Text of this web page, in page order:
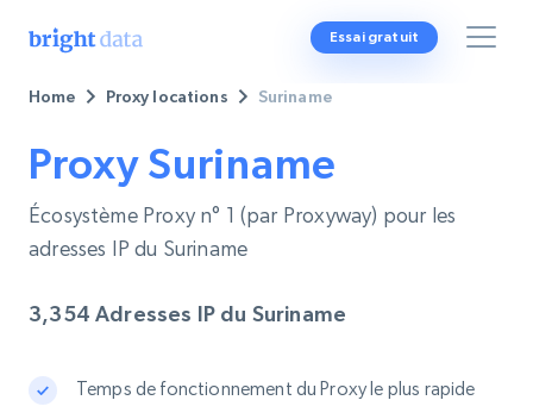
Essai gratuit
Home Proxy locations Suriname
Proxy Suriname
Écosystème Proxy n° 1 (par Proxyway) pour les
adresses IP du Suriname
3,354 Adresses IP du Suriname
Temps de fonctionnement du Proxy le plus rapide